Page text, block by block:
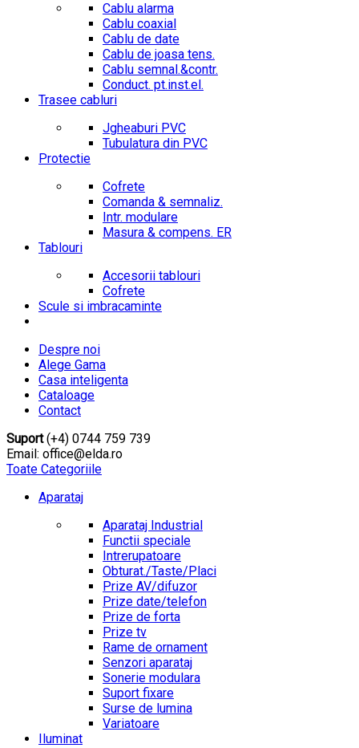
Cablu alarma
Cablu coaxial
Cablu de date
Cablu de joasa tens.
Cablu semnal.&contr.
Conduct. pt.inst.el.
Trasee cabluri
Jgheaburi PVC
Tubulatura din PVC
Protectie
Cofrete
Comanda & semnaliz.
Intr. modulare
Masura & compens. ER
Tablouri
Accesorii tablouri
Cofrete
Scule si imbracaminte
Despre noi
Alege Gama
Casa inteligenta
Cataloage
Contact
Suport(+4) 0744 759 739
Email: office@elda.ro
Toate Categoriile
Aparataj
Aparataj Industrial
Functii speciale
Intrerupatoare
Obturat./Taste/Placi
Prize AV/difuzor
Prize date/telefon
Prize de forta
Prize tv
Rame de ornament
Senzori aparataj
Sonerie modulara
Suport fixare
Surse de lumina
Variatoare
Iluminat